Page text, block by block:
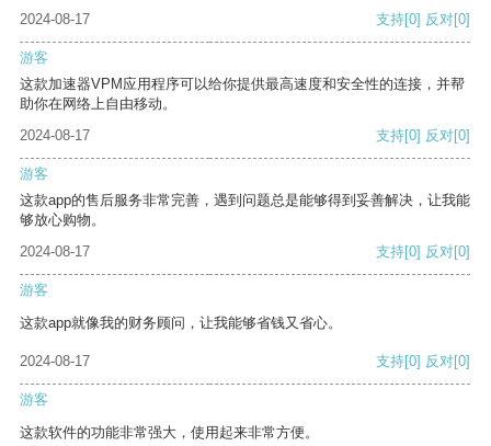
2024-08-17 支持[0] 反对[0]
游客
这款加速器VPM应用程序可以给你提供最高速度和安全性的连接，并帮
助你在网络上自由移动。
2024-08-17
支持[0] 反对[0]
游客
这款app的售后服务非常完善，遇到问题总是能够得到妥善解决，让我能
够放心购物。
2024-08-17
支持[0] 反对[0]
游客
这款app就像我的财务顾问，让我能够省钱又省心。
2024-08-17 支持[0] 反对[0]
游客
这款软件的功能非常强大，使用起来非常方便。